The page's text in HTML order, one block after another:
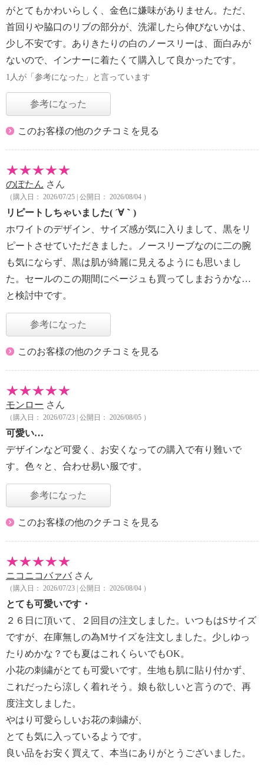
がとてもかわいらしく、金色に嫌味がありません。ただ、
首回りや脇口のリブの部分が、洗濯したら伸びないかは、
少し不安です。ありきたりの白のノースリーは、面白みが
ないので、インナーに着たくて購入して良かったです。
1人が「参考になった」と言っています
参考になった
このお客様の他のクチコミを見る
のぽたん さん
（購入日： 2026/07/25 | 公開日： 2026/08/04 ）
リピートしちゃいました( ´∀｀)
ホワイトのデザイン、サイズ感が気に入りまして、黒をリ
ピートさせていただきました。ノースリーブなのに二の腕
も気にならず、黒は肌が綺麗に見えるようにも思いまし
た。セールのこの期間にベージュも買ってしまおうかな…
と検討中です。
参考になった
このお客様の他のクチコミを見る
モンロー さん
（購入日： 2026/07/23 | 公開日： 2026/08/05 ）
可愛い…
デザインなど可愛く、お安くなっての購入で有り難いで
す。色々と、合わせ易い服です。
参考になった
このお客様の他のクチコミを見る
ニコニコバァバさん
（購入日： 2026/07/23 | 公開日： 2026/08/04 ）
とても可愛いです・
２６日に頂いて、２回目の注文しました。いつもはSサイズ
ですが、在庫無しの為Мサイズを注文しました。少しゆっ
たりめかな？でも夏はこれくらいでもOK。
小花の刺繍がとても可愛いです。生地も肌に貼り付かず、
これだったら涼しく着れそう。娘も欲しいと言うので、再
度注文しました。
やはり可愛らしいお花の刺繍が、
とても気に入っているようです。
良い品をお安く買えて、本当にありがとうございました。